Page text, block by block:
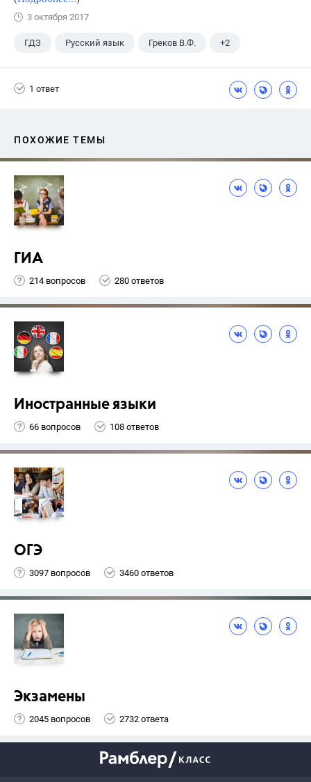
3 октября 2017
ГДЗ Русский язык Греков В.Ф. +2
1 ответ
ПОХОЖИЕ ТЕМЫ
ГИА
214 вопросов 280 ответов
Иностранные языки
66 вопросов 108 ответов
ОГЭ
3097 вопросов 3460 ответов
Экзамены
2045 вопросов 2732 ответа